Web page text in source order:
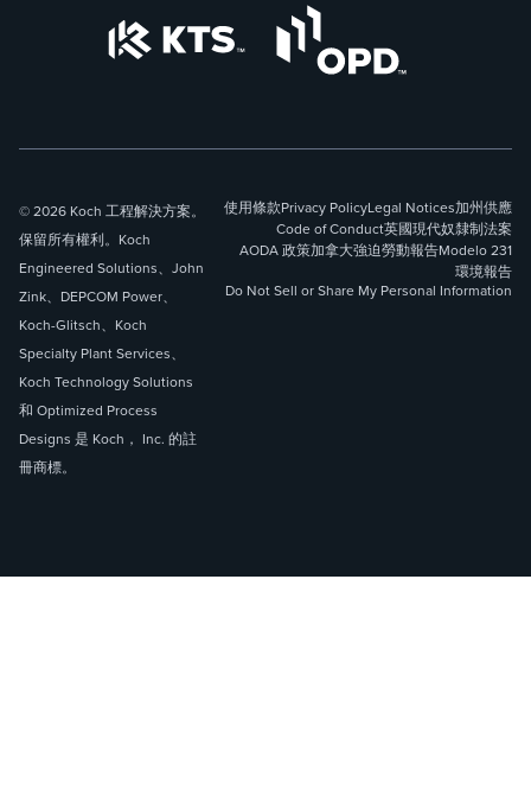
© 2026 Koch 工程解決方案。
保留所有權利。Koch
Engineered Solutions、John
Zink、DEPCOM Power、
Koch-Glitsch、Koch
Specialty Plant Services、
Koch Technology Solutions
和 Optimized Process
Designs 是 Koch， Inc. 的註
冊商標。
使用條款Privacy PolicyLegal Notices加州供應
Code of Conduct英國現代奴隸制法案
AODA 政策加拿大強迫勞動報告Modelo 231
環境報告
Do Not Sell or Share My Personal Information